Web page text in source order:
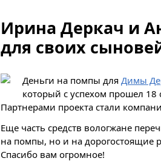
Ирина Деркач и
для своих
Деньги на помпы для Димы
который с успехом прошел 18
Партнерами проекта стали
Еще часть средств вологжане
на помпы, но и на дорогостоящие
Спасибо вам огромное!